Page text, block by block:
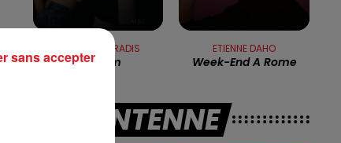
RDL WEEK-END
VANESSA PARADIS
Tandem
ETIENNE DAHO
Week-End A Rome
A L'ANTENNE
sans accepter